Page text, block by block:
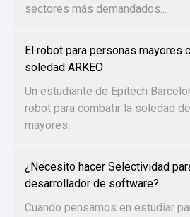
sectores más demandados...
El robot para personas mayores
soledad ARKEO
Un estudiante de Epitech
robot para combatir la soledad
mayores...
¿Necesito hacer Selectividad
desarrollador de software?
Cuando pensamos en estudiar